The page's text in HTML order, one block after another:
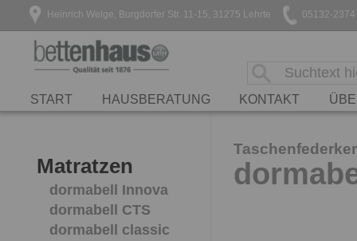
Heinrich Welge, Burgdorfer Str. 11-15, 31275 Lehrte 05132-2374
START HAUSBERATUNG KONTAKT
Matratzen
dormabell Innova
dormabell CTS
dormabell classic